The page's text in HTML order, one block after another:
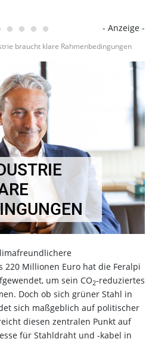
- Anzeige -
braucht klare Rahmenbedingungen
220 Millionen Euro hat die Feralpi
um sein CO2-reduziertes
Doch ob sich grüner Stahl in
sich maßgeblich auf politischer
diesen zentralen Punkt auf
für Stahldraht und -kabel in